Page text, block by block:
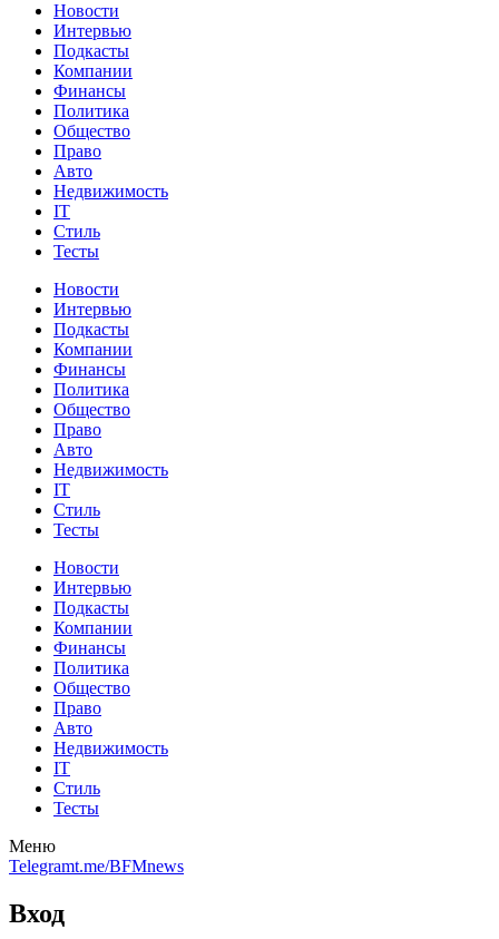
Новости
Интервью
Подкасты
Компании
Финансы
Политика
Общество
Право
Авто
Недвижимость
IT
Стиль
Тесты
Новости
Интервью
Подкасты
Компании
Финансы
Политика
Общество
Право
Авто
Недвижимость
IT
Стиль
Тесты
Новости
Интервью
Подкасты
Компании
Финансы
Политика
Общество
Право
Авто
Недвижимость
IT
Стиль
Тесты
Меню
Telegramt.me/BFMnews
Вход